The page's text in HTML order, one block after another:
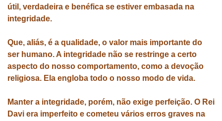
útil, verdadeira e benéfica se estiver embasada na
integridade.
Que, aliás, é a qualidade, o valor mais importante do
ser humano. A integridade não se restringe a certo
aspecto do nosso comportamento, como a devoção
religiosa. Ela engloba todo o nosso modo de vida.
Manter a integridade, porém, não exige perfeição. O Rei
Davi era imperfeito e cometeu vários erros graves na